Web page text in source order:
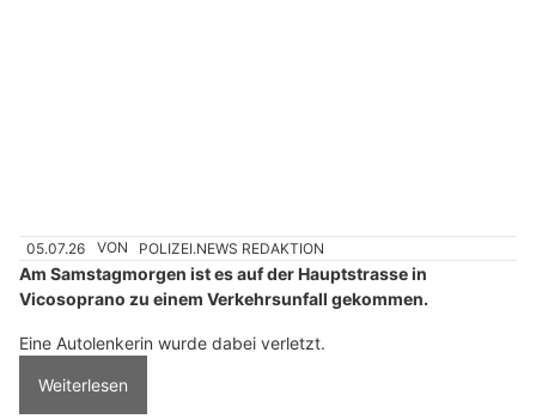
05.07.26 VON POLIZEI.NEWS REDAKTION
Am Samstagmorgen ist es auf der Hauptstrasse in
Vicosoprano zu einem Verkehrsunfall gekommen.
Eine Autolenkerin wurde dabei verletzt.
Weiterlesen